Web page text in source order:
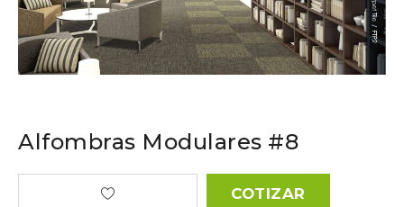
Alfombras Modulares #8
COTIZAR